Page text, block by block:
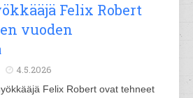
Felix Robert
vuoden
4.5.2026
Felix Robert ovat tehneet